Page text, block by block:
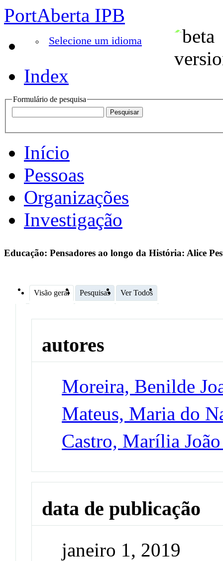
PortAberta IPB
Selecione um idioma
Index
Formulário de pesquisa
Início
Pessoas
Organizações
Investigação
Educação: Pensadores ao longo da História: Alice
Visão geral Pesquisas Ver Todos
autores
Moreira, Benilde
Mateus, Maria do
Castro, Marília
data de publicação
janeiro 1, 2019